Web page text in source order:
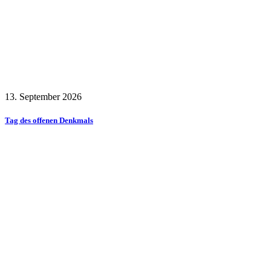
13. September 2026
Tag des offenen Denkmals